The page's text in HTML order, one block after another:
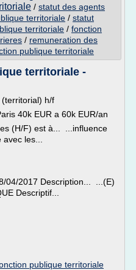
/ statut des agents
territoriale / statut
territoriale / fonction
/ remuneration des
publique territoriale
territoriale -
h/f
40k EUR a 60k EUR/an
(H/F) est à... ...influence
les...
04/2017 Description... ...(E)
Descriptif...
publique territoriale